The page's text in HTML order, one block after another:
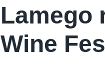
Lamego
Wine